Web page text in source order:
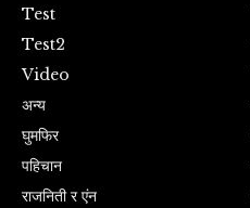
Test
Test2
Video
अन्य
घुमफिर
पहिचान
राजनिती र एंन